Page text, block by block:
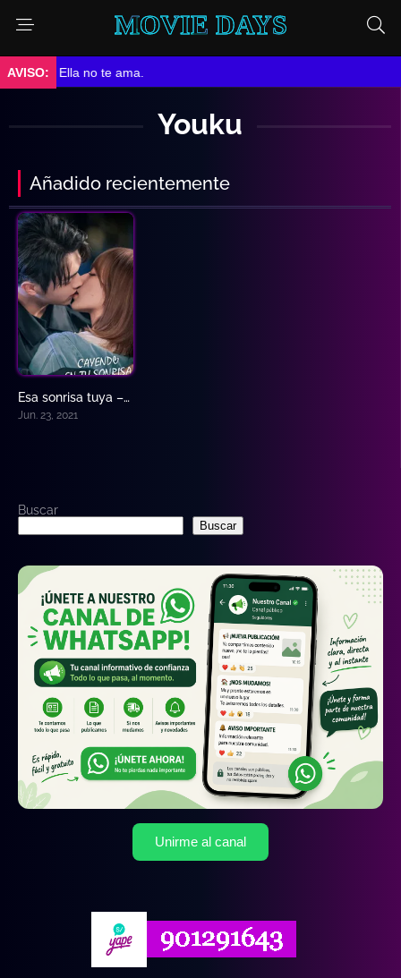
MOVIE DAYS
➤ Ella no te ama.
Youku
Añadido recientemente
8.1Esa sonrisa tuya – Cayendo en tu sonrisa (Sub – Español)
Jun. 23, 2021
Buscar
Buscar
Unirme al canal